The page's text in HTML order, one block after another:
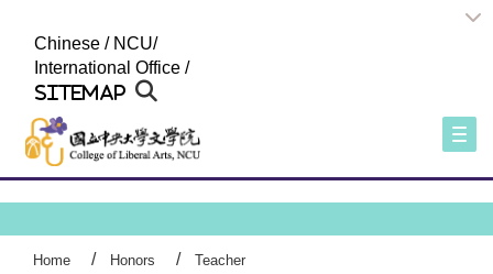
Chinese / NCU/
International Office /
Sitemap
Home Honors Teacher